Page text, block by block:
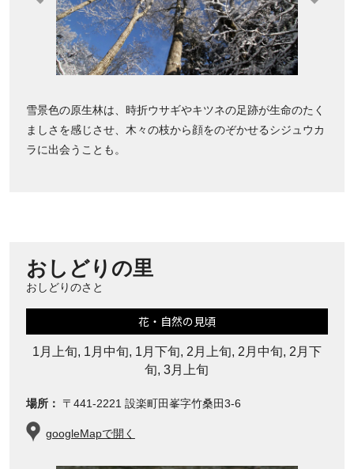
雪景色の原生林は、時折ウサギやキツネの足跡が生命のたく
ましさを感じさせ、木々の枝から顔をのぞかせるシジュウカ
ラに出会うことも。
おしどりの里
おしどりのさと
花・自然の見頃
1月上旬, 1月中旬, 1月下旬, 2月上旬, 2月中旬, 2月下
旬, 3月上旬
場所： 〒441-2221 設楽町田峯字竹桑田3-6
googleMapで開く